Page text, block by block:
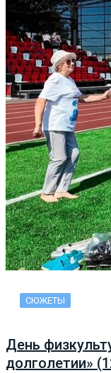
СЮЖЕТЫ
День
долголетии»